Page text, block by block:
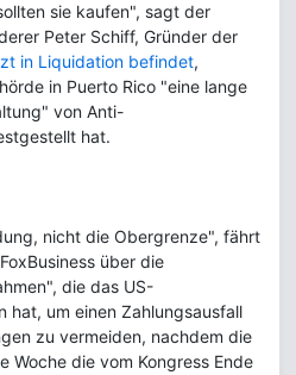
sie kaufen", sagt der
Peter Schiff, Gründer der
in Liquidation befindet,
in Puerto Rico "eine lange
von Anti-
hat.
nicht die Obergrenze", fährt
über die
die das US-
hat, um einen Zahlungsausfall
zu vermeiden, nachdem die
Woche die vom Kongress Ende